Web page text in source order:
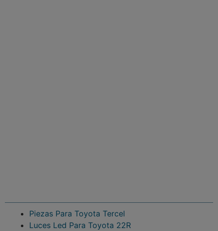
Piezas Para Toyota Tercel
Luces Led Para Toyota 22R